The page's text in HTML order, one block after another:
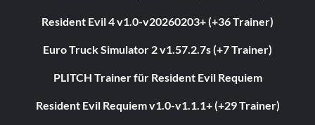
Resident Evil 4 v1.0-v20260203+ (+36 Trainer)
Euro Truck Simulator 2 v1.57.2.7s (+7 Trainer)
PLITCH Trainer für Resident Evil Requiem
Resident Evil Requiem v1.0-v1.1.1+ (+29 Trainer)